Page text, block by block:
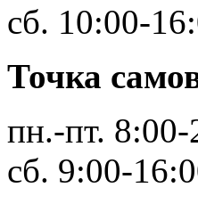
сб. 10:00-
Точка
пн.-пт. 8:00-
сб. 9:00-